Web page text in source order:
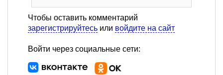
Чтобы оставить комментарий
зарегистрируйтесь или войдите на сайт
Войти через социальные сети: